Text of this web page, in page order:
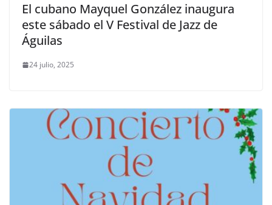
El cubano Mayquel González inaugura
este sábado el V Festival de Jazz de
Águilas
24 julio, 2025